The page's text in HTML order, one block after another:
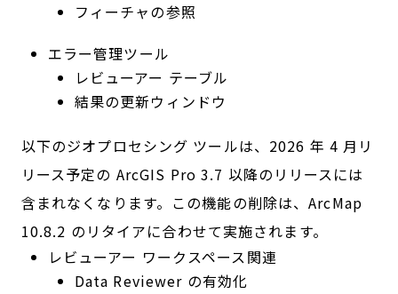
フィーチャの参照
エラー管理ツール
レビューアー テーブル
結果の更新ウィンドウ
以下のジオプロセシング ツールは、2026 年 4 月リ
リース予定の ArcGIS Pro 3.7 以降のリリースには
含まれなくなります。この機能の削除は、ArcMap
10.8.2 のリタイアに合わせて実施されます。
レビューアー ワークスペース関連
Data Reviewer の有効化